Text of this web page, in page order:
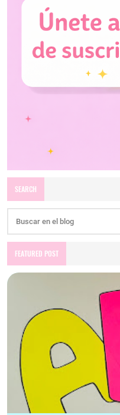
SEARCH
FEATURED POST